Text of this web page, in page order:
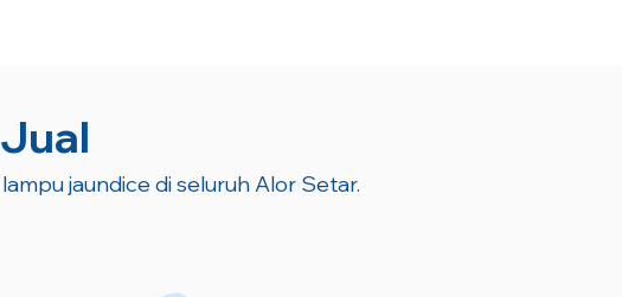
jaundice di seluruh Alor Setar.